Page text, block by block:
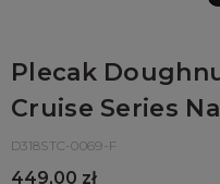
Plecak
Cruise Series
D318STC-0069-F
449,00 zł